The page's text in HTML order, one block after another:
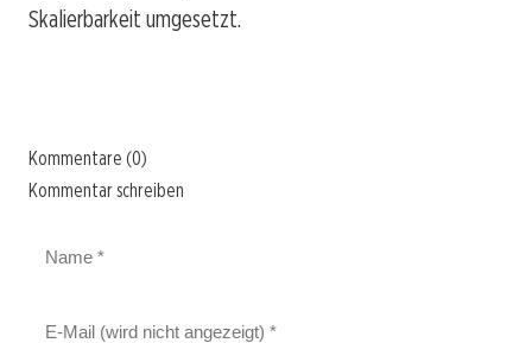
Skalierbarkeit umgesetzt.
Kommentare (0)
Kommentar schreiben